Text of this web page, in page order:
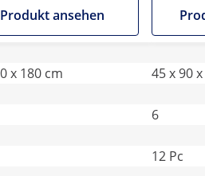
Produkt ansehen
x 180 cm 45 x 90
6
12 Pc